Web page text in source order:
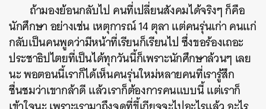
ถ้ามองย้อนกลับไป คนที่เปลี่ยนสังคมได้จริงๆ ก็คือ
นักศึกษา อย่างเช่น เหตุการณ์ 14 ตุลา แต่คนรุ่นเก่า คนแก่
กลับเป็นคนพูดว่ามีหน้าที่เรียนก็เรียนไป ซึ่งขอร้องเถอะ
ประชาธิปไตยที่เป็นได้ทุกวันนี้ก็เพราะนักศึกษาล้วนๆ เลย
นะ พอตอนนี้เราก็ได้เห็นคนรุ่นใหม่หลายคนที่เรารู้สึก
ชื่นชมว่าเขากล้าดี แล้วเราก็ต้องการคนแบบนี้ แต่เราก็